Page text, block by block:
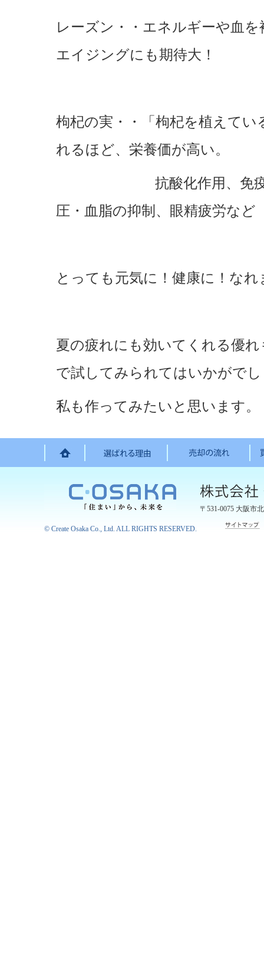
レーズン・・エネルギーや血
エイジングにも期待大！
枸杞の実・・「枸杞を植えて
れるほど、栄養価が高い。
抗酸化作用、免疫力ア
圧・血脂の抑制、眼精疲労など
とっても元気に！健康に！なれ
夏の疲れにも効いてくれる優
で試してみられてはいかがで
私も作ってみたいと思います。
〒531-0075 大阪市
© Create Osaka Co., Ltd. ALL RIGHTS RESERVED.